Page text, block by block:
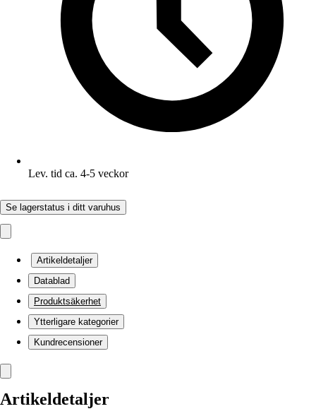
Lev. tid ca. 4-5 veckor
Se lagerstatus i ditt varuhus
Artikeldetaljer
Datablad
Produktsäkerhet
Ytterligare kategorier
Kundrecensioner
Artikeldetaljer